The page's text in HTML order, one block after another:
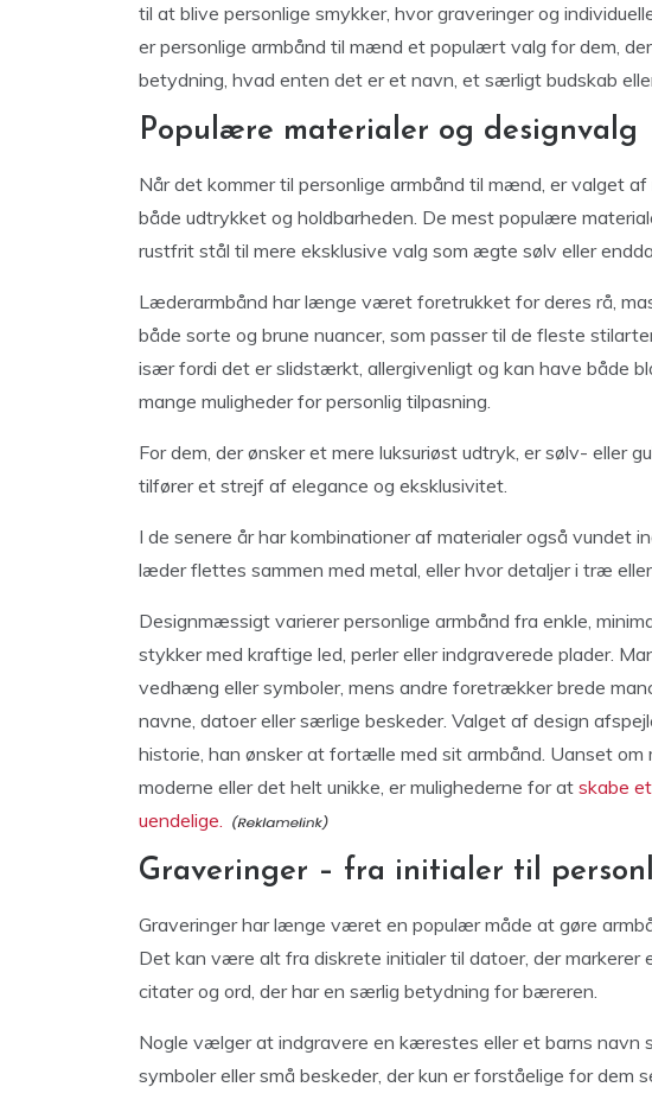
til at blive personlige smykker, hvor graveringer og
er personlige armbånd til mænd et populært valg for dem,
betydning, hvad enten det er et navn, et særligt budskab
Populære materialer og designvalg
Når det kommer til personlige armbånd til mænd, er valget
både udtrykket og holdbarheden. De mest populære
rustfrit stål til mere eksklusive valg som ægte sølv eller
Læderarmbånd har længe været foretrukket for deres rå,
både sorte og brune nuancer, som passer til de fleste
især fordi det er slidstærkt, allergivenligt og kan have både
mange muligheder for personlig tilpasning.
For dem, der ønsker et mere luksuriøst udtryk, er sølv- eller
tilfører et strejf af elegance og eksklusivitet.
I de senere år har kombinationer af materialer også vundet
læder flettes sammen med metal, eller hvor detaljer i træ
Designmæssigt varierer personlige armbånd fra enkle,
stykker med kraftige led, perler eller indgraverede plader.
vedhæng eller symboler, mens andre foretrækker brede
navne, datoer eller særlige beskeder. Valget af design
historie, han ønsker at fortælle med sit armbånd. Uanset
moderne eller det helt unikke, er mulighederne for at skabe
uendelige.
Graveringer – fra initialer til
Graveringer har længe været en populær måde at gøre
Det kan være alt fra diskrete initialer til datoer, der markerer
citater og ord, der har en særlig betydning for bæreren.
Nogle vælger at indgravere en kærestes eller et barns navn
symboler eller små beskeder, der kun er forståelige for dem